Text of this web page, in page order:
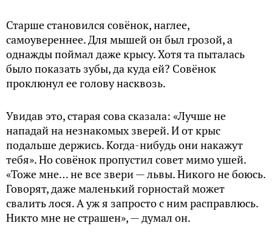
Старше становился совёнок, наглее,
самоувереннее. Для мышей он был грозой, а
однажды поймал даже крысу. Хотя та пыталась
было показать зубы, да куда ей? Совёнок
проклюнул ее голову насквозь.
Увидав это, старая сова сказала: «Лучше не
нападай на незнакомых зверей. И от крыс
подальше держись. Когда-нибудь они накажут
тебя». Но совёнок пропустил совет мимо ушей.
«Тоже мне… не все звери — львы. Никого не боюсь.
Говорят, даже маленький горностай может
свалить лося. А уж я запросто с ним расправлюсь.
Никто мне не страшен», — думал он.